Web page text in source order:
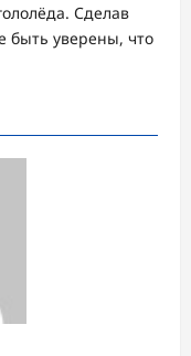
Сделав
быть уверены, что